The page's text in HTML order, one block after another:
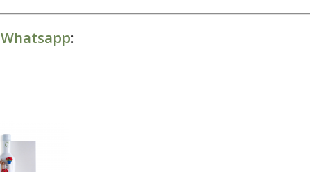
Whatsapp: